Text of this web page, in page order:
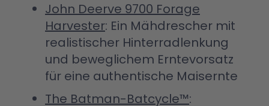
John Deerve 9700 Forage
Harvester: Ein Mähdrescher mit
realistischer Hinterradlenkung
und beweglichem Erntevorsatz
für eine authentische Maisernte
The Batman-Batcycle™: